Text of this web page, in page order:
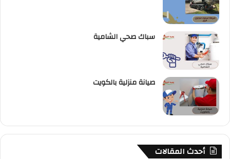
سباك صحي الشامية
صيانة منزلية بالكويت
أحدث المقالات